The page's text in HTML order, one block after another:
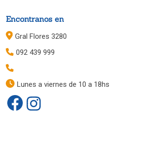
Encontranos en
Gral Flores 3280
092 439 999
Lunes a viernes de 10 a 18hs